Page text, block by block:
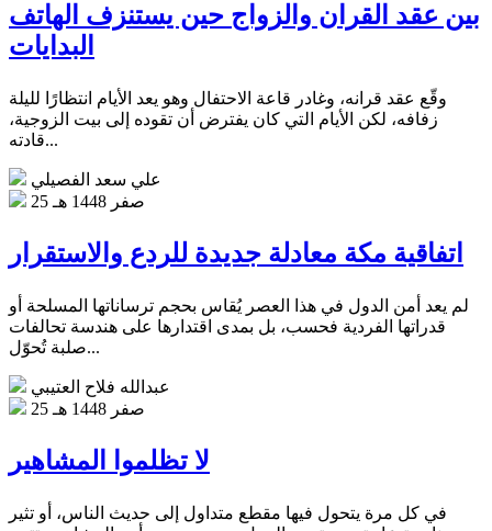
بين عقد القران والزواج حين يستنزف الهاتف
البدايات
وقّع عقد قرانه، وغادر قاعة الاحتفال وهو يعد الأيام انتظارًا لليلة
زفافه، لكن الأيام التي كان يفترض أن تقوده إلى بيت الزوجية،
قادته...
علي سعد الفصيلي
25 صفر 1448 هـ
اتفاقية مكة معادلة جديدة للردع والاستقرار
لم يعد أمن الدول في هذا العصر يُقاس بحجم ترساناتها المسلحة أو
قدراتها الفردية فحسب، بل بمدى اقتدارها على هندسة تحالفات
صلبة تُحوّل...
عبدالله فلاح العتيبي
25 صفر 1448 هـ
لا تظلموا المشاهير
في كل مرة يتحول فيها مقطع متداول إلى حديث الناس، أو تثير